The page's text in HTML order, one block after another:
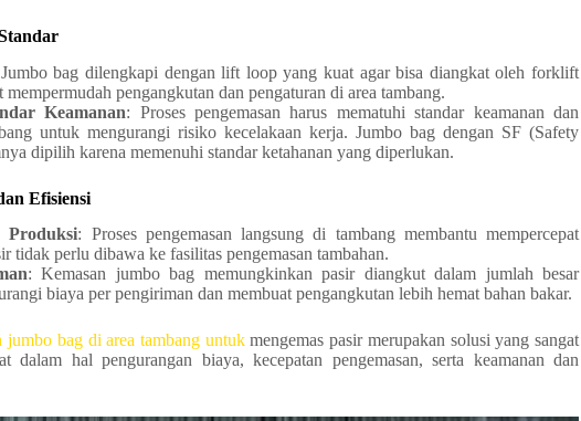
bag dilengkapi dengan lift loop yang kuat agar bisa diangkat oleh forklift
mempermudah pengangkutan dan pengaturan di area tambang.
Keamanan: Proses pengemasan harus mematuhi standar keamanan dan
untuk mengurangi risiko kecelakaan kerja. Jumbo bag dengan SF (Safety
dipilih karena memenuhi standar ketahanan yang diperlukan.
Efisiensi
Produksi: Proses pengemasan langsung di tambang membantu mempercepat
tidak perlu dibawa ke fasilitas pengemasan tambahan.
: Kemasan jumbo bag memungkinkan pasir diangkut dalam jumlah besar
biaya per pengiriman dan membuat pengangkutan lebih hemat bahan bakar.
jumbo bag di area tambang untukmengemas pasir merupakan solusi yang sangat
dalam hal pengurangan biaya, kecepatan pengemasan, serta keamanan dan